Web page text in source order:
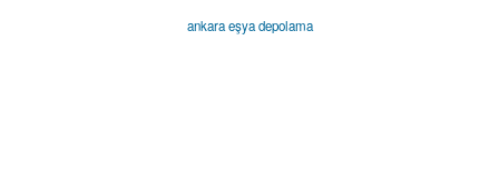
ankara eşya depolama